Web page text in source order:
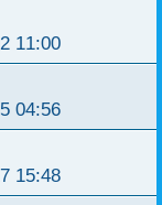
11:00
04:56
15:48